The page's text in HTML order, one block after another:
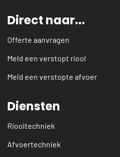
Direct naar...
Offerte aanvragen
Meld een verstopt riool
Meld een verstopte afvoer
Diensten
Riooltechniek
Afvoertechniek